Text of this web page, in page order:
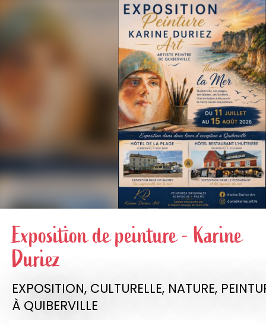
Exposition de peinture - Karine
Duriez
EXPOSITION, CULTURELLE, NATURE,
À QUIBERVILLE